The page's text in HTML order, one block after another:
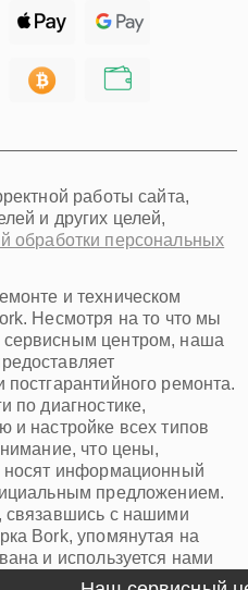
работы сайта,
и других целей,
обработки персональных
и техническом
Несмотря на то что мы
центром, наша
ремонта.
по диагностике,
и настройке всех типов
что цены,
носят информационный
предложением.
связавшись с нашими
Bork, упомянутая на
и используется нами
целей.